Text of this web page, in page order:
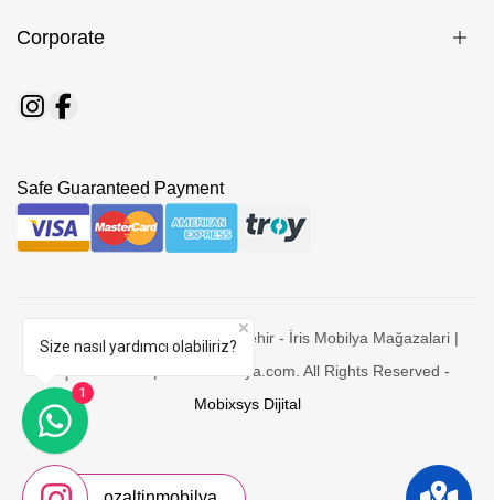
Corporate
Safe Guaranteed Payment
© 2026 Özaltın Mobilya - Nevşehir - İris Mobilya Mağazalari |
Yaşam Odaları | ozaltinmobilya.com. All Rights Reserved -
Mobixsys Dijital
Size nasıl yardımcı olabiliriz?
1